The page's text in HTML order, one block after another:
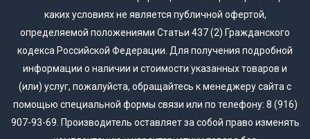
каких условиях не является публичной офертой,
определяемой положениями Статьи 437 (2) Гражданского
кодекса Российской Федерации. Для получения подробной
информации о наличии и стоимости указанных товаров и
(или) услуг, пожалуйста, обращайтесь к менеджеру сайта с
помощью специальной формы связи или по телефону: 8 (916)
907-93-69. Производитель оставляет за собой право изменять